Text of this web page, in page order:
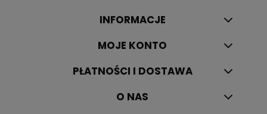
INFORMACJE
MOJE KONTO
PŁATNOŚCI I DOSTAWA
O NAS